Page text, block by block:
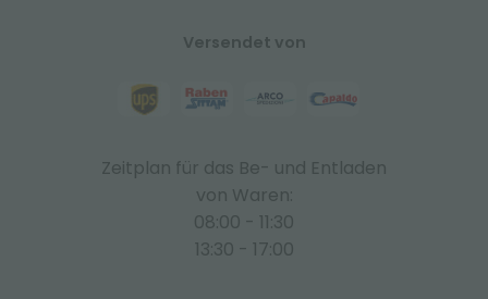
Versendet von
Zeitplan für das Be- und Entladen
von Waren:
08:00 - 11:30
13:30 - 17:00